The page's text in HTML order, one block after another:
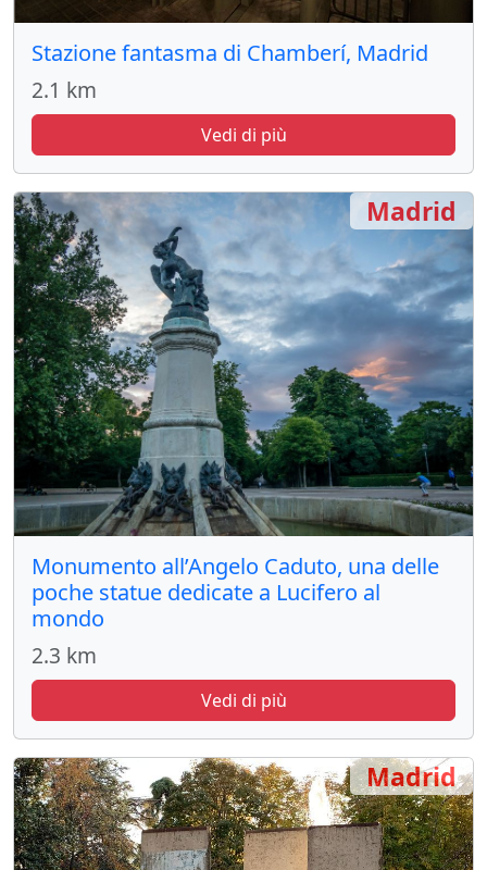
Stazione fantasma di Chamberí, Madrid
2.1 km
Vedi di più
Monumento all’Angelo Caduto, una delle
poche statue dedicate a Lucifero al
mondo
2.3 km
Vedi di più
Madrid
Madrid